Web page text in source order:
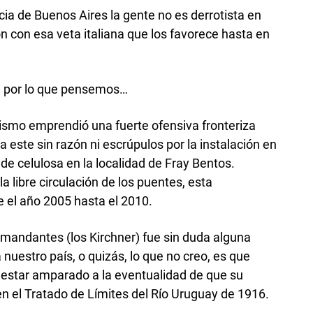
de Buenos Aires la gente no es derrotista en
con esa veta italiana que los favorece hasta en
lo que pensemos…
emprendió una fuerte ofensiva fronteriza
este sin razón ni escrúpulos por la instalación en
celulosa en la localidad de Fray Bentos.
libre circulación de los puentes, esta
año 2005 hasta el 2010.
(los Kirchner) fue sin duda alguna
país, o quizás, lo que no creo, es que
amparado a la eventualidad de que su
el Tratado de Límites del Río Uruguay de 1916.